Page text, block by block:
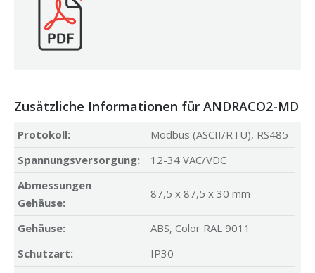
Zusätzliche Informationen für ANDRACO2-MD
Protokoll:
Modbus (ASCII/RTU), RS485
Spannungsversorgung:
12-34 VAC/VDC
Abmessungen
Gehäuse:
87,5 x 87,5 x 30 mm
Gehäuse:
ABS, Color RAL 9011
Schutzart:
IP30